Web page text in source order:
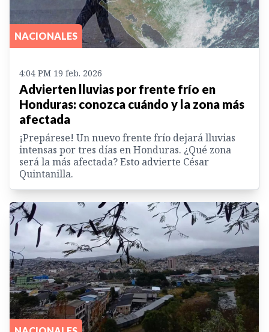
NACIONALES
4:04 PM 19 feb. 2026
Advierten lluvias por frente frío en
Honduras: conozca cuándo y la zona más
afectada
¡Prepárese! Un nuevo frente frío dejará lluvias
intensas por tres días en Honduras. ¿Qué zona
será la más afectada? Esto advierte César
Quintanilla.